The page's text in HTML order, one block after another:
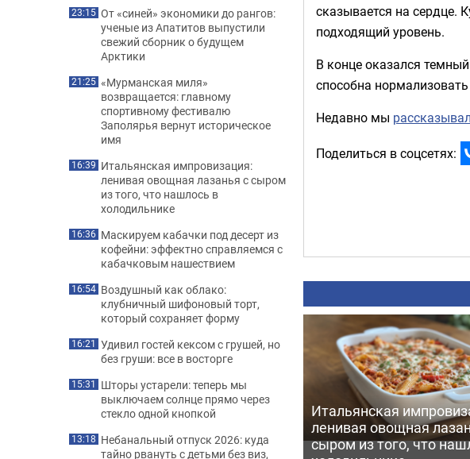
сказывается на сердце.
подходящий уровень.
В конце оказался
способна
Недавно мы
Поделиться в соцсетях:
Итальянская
ленивая овощная
сыром из того, что
23:15 От «синей» экономики до рангов:
ученые из Апатитов выпустили
свежий сборник о будущем
Арктики
21:25 «Мурманская миля»
возвращается: главному
спортивному фестивалю
Заполярья вернут историческое
имя
16:39 Итальянская импровизация:
ленивая овощная лазанья с сыром
из того, что нашлось в
холодильнике
16:36 Маскируем кабачки под десерт из
кофейни: эффектно справляемся с
кабачковым нашествием
16:54 Воздушный как облако:
клубничный шифоновый торт,
который сохраняет форму
16:21 Удивил гостей кексом с грушей, но
без груши: все в восторге
15:31 Шторы устарели: теперь мы
выключаем солнце прямо через
стекло одной кнопкой
13:18 Небанальный отпуск 2026: куда
тайно рвануть с детьми без виз,